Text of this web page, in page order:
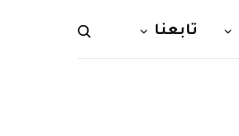
تابعنا